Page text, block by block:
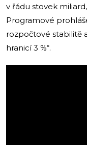
v řádu stovek
Programové
rozpočtové stabilitě
hranicí 3 %“.